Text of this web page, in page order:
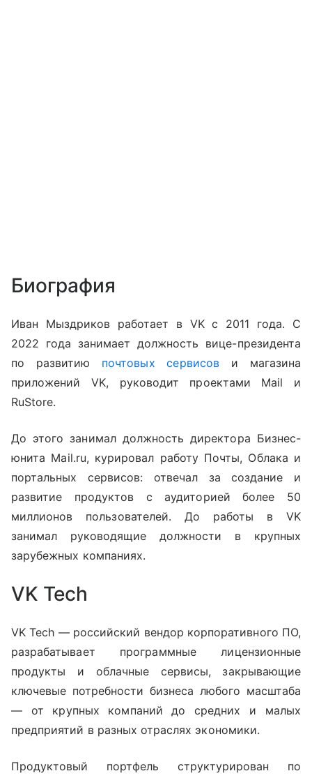
Биография
Иван Мыздриков работает в VK с 2011 года. C
2022 года занимает должность вице-президента
по развитию почтовых сервисови магазина
приложений VK, руководит проектами Mail и
RuStore.
До этого занимал должность директора Бизнес-
юнита Mail.ru, курировал работу Почты, Облака и
портальных сервисов: отвечал за создание и
развитие продуктов с аудиторией более 50
миллионов пользователей. До работы в VK
занимал руководящие должности в крупных
зарубежных компаниях.
VK Tech
VK Tech — российский вендор корпоративного ПО,
разрабатывает программные лицензионные
продукты и облачные сервисы, закрывающие
ключевые потребности бизнеса любого масштаба
— от крупных компаний до средних и малых
предприятий в разных отраслях экономики.
Продуктовый портфель структурирован по